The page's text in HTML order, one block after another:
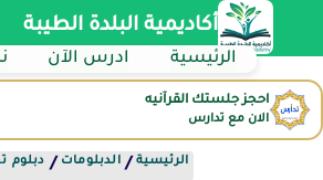
أكاديمية البلدة الطيبة
الرئيسية ادرس الآن
احجز جلستك القرآنيه
الان مع تدارس
الرئيسية / الدبلومات / دبلوم